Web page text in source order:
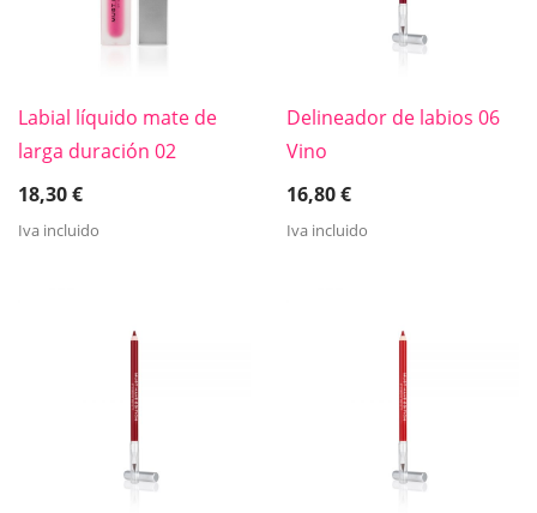
Labial líquido mate de
larga duración 02
18,30€
Iva incluido
Delineador de labios 06
Vino
16,80€
Iva incluido